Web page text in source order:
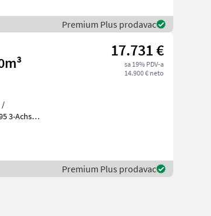
Premium Plus prodavac
17.731 €
sa 19% PDV-a
14.900 € neto
3-Achs
Premium Plus prodavac